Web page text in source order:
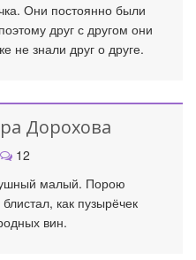
Они постоянно были
друг с другом они
не знали друг о друге.
Дорохова
12
малый. Порою
как пузырёчек
вин.